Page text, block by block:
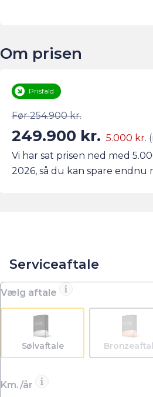
Om prisen
Prisfald
Før 254.900 kr.
249.900 kr. 5.000 kr.
Vi har sat prisen ned med
2026, så du kan spare endnu
Serviceaftale
Vælg aftale
Sølvaftale
Km./år